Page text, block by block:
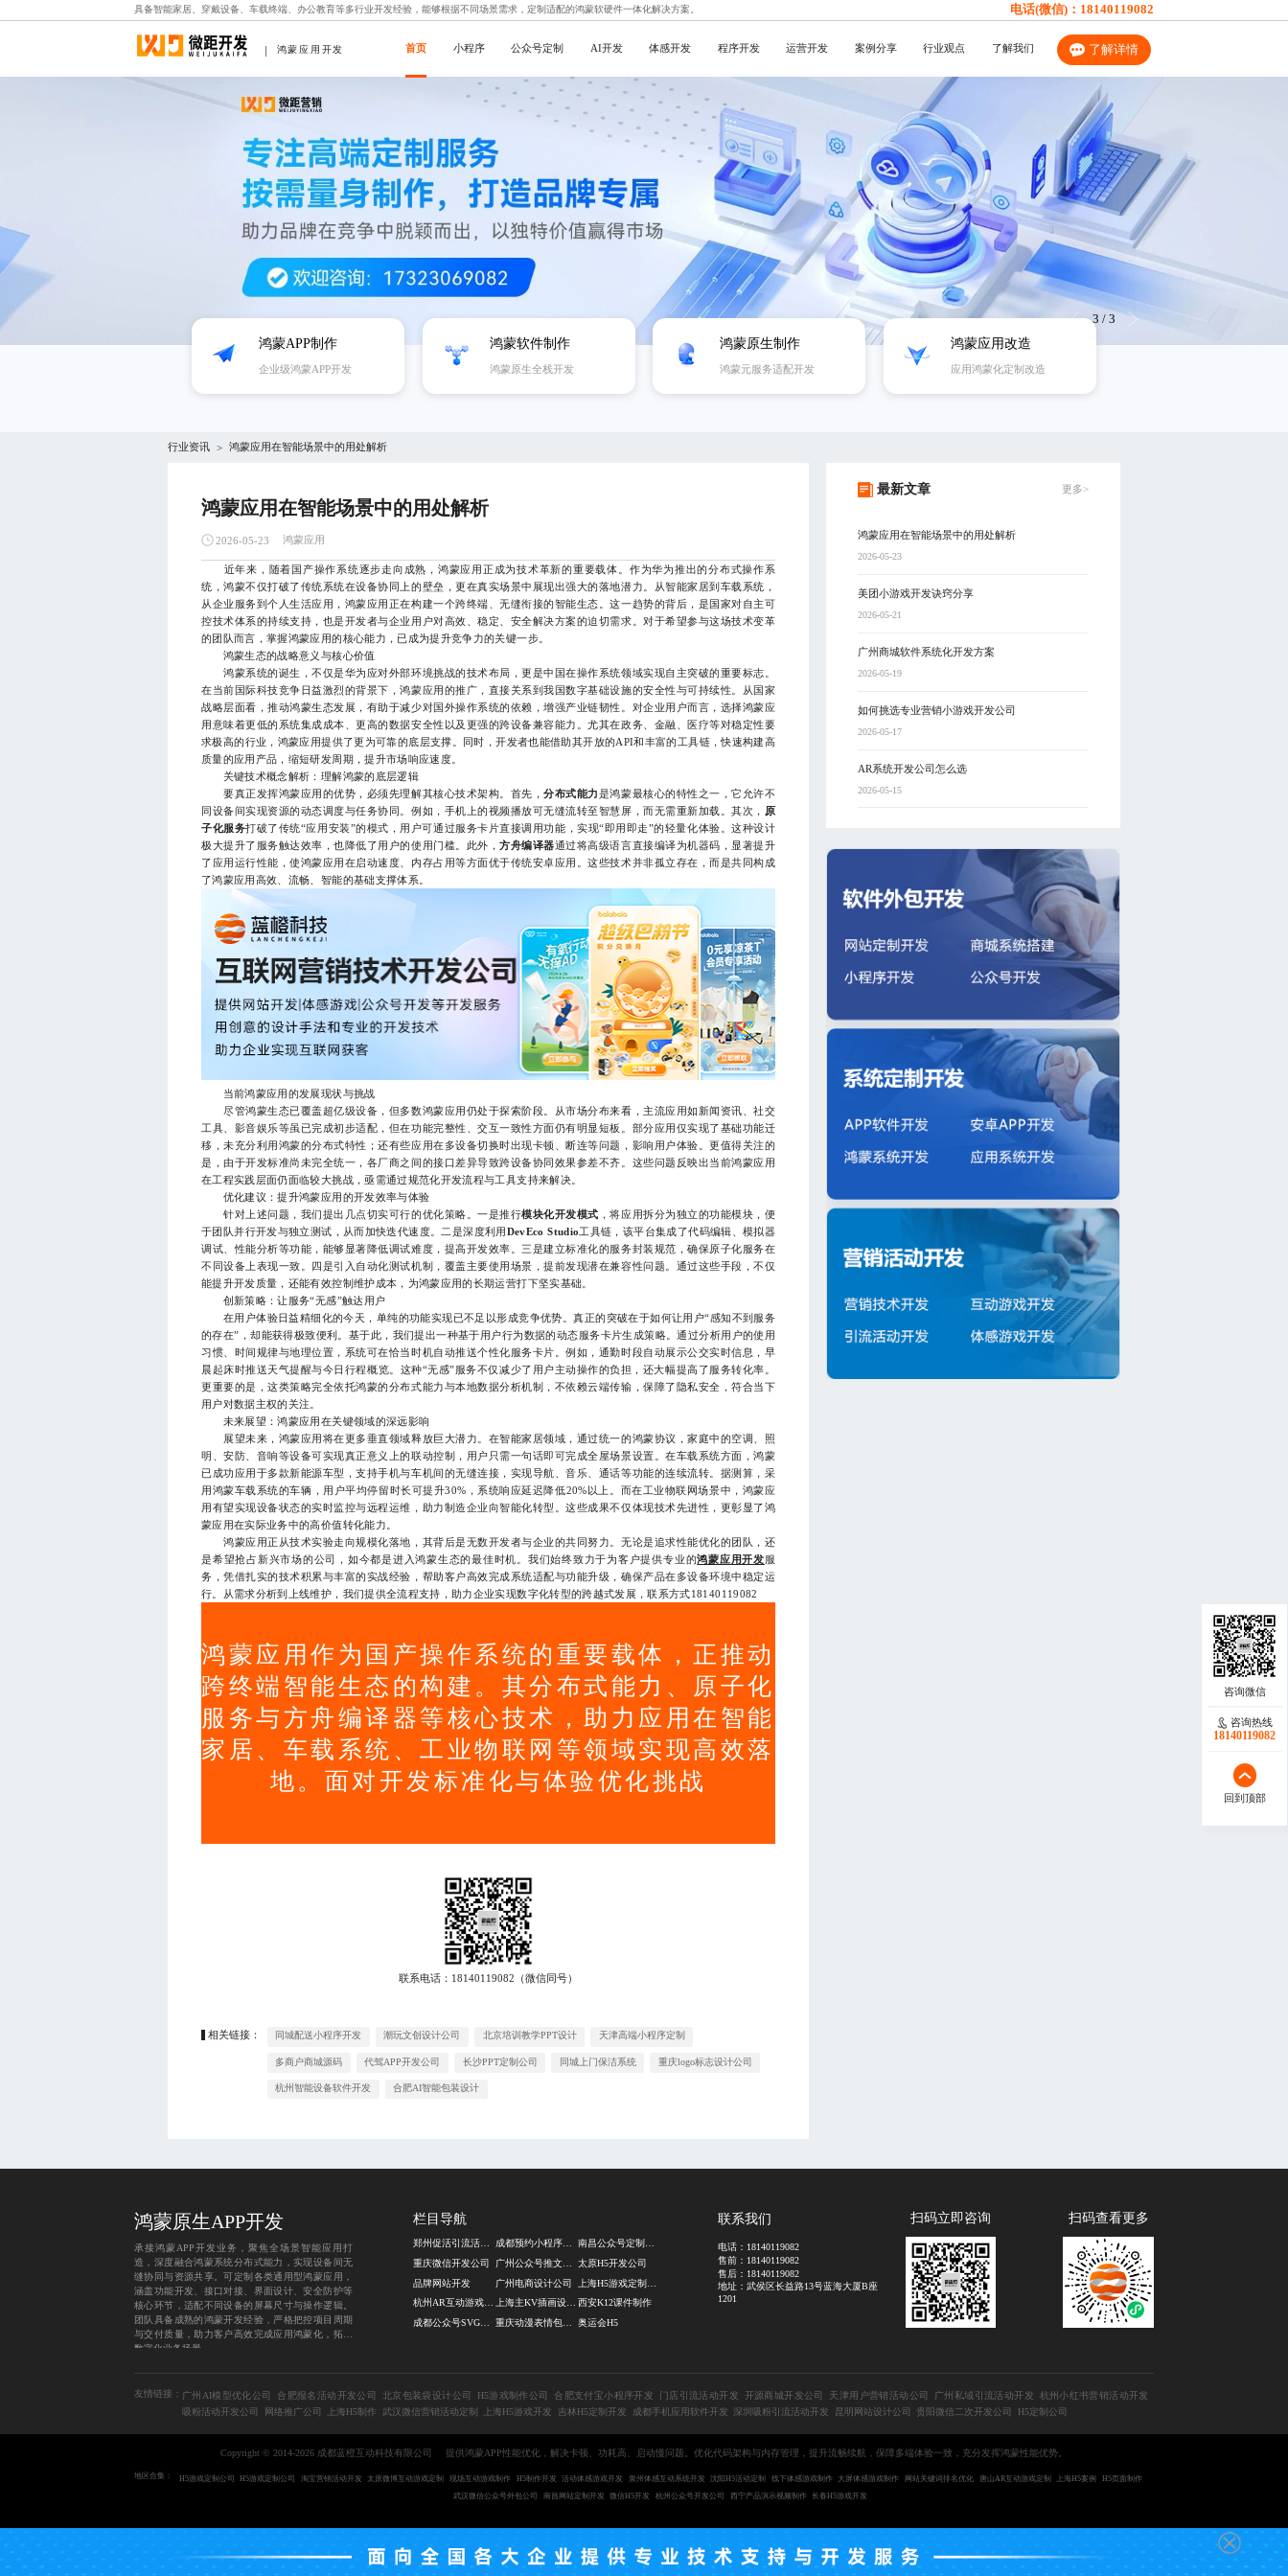
具备智能家居、穿戴设备、车载终端、办公教育等多行业开发经验，能够根据不同场景需求，定制适配的鸿蒙软硬件一体化解决方案。 电话(微信)： 18140119082
鸿蒙应用开发 首页 小程序 公众号定制 AI开发 体感开发 程序开发 运营开发 案例分享 行业观点 了解我们 了解详情
3 / 3
鸿蒙APP制作
企业级鸿蒙APP开发
鸿蒙软件制作
鸿蒙原生全栈开发
鸿蒙原生制作
鸿蒙元服务适配开发
鸿蒙应用改造
应用鸿蒙化定制改造
行业资讯 > 鸿蒙应用在智能场景中的用处解析
鸿蒙应用在智能场景中的用处解析
2026-05-23 鸿蒙应用
近年来，随着国产操作系统逐步走向成熟，鸿蒙应用正成为技术革新的重要载体。作为华为推出的分布式操作系
统，鸿蒙不仅打破了传统系统在设备协同上的壁垒，更在真实场景中展现出强大的落地潜力。从智能家居到车载系统，
从企业服务到个人生活应用，鸿蒙应用正在构建一个跨终端、无缝衔接的智能生态。这一趋势的背后，是国家对自主可
控技术体系的持续支持，也是开发者与企业用户对高效、稳定、安全解决方案的迫切需求。对于希望参与这场技术变革
的团队而言，掌握鸿蒙应用的核心能力，已成为提升竞争力的关键一步。
鸿蒙生态的战略意义与核心价值
鸿蒙系统的诞生，不仅是华为应对外部环境挑战的技术布局，更是中国在操作系统领域实现自主突破的重要标志。
在当前国际科技竞争日益激烈的背景下，鸿蒙应用的推广，直接关系到我国数字基础设施的安全性与可持续性。从国家
战略层面看，推动鸿蒙生态发展，有助于减少对国外操作系统的依赖，增强产业链韧性。对企业用户而言，选择鸿蒙应
用意味着更低的系统集成成本、更高的数据安全性以及更强的跨设备兼容能力。尤其在政务、金融、医疗等对稳定性要
求极高的行业，鸿蒙应用提供了更为可靠的底层支撑。同时，开发者也能借助其开放的API和丰富的工具链，快速构建高
质量的应用产品，缩短研发周期，提升市场响应速度。
关键技术概念解析：理解鸿蒙的底层逻辑
要真正发挥鸿蒙应用的优势，必须先理解其核心技术架构。首先，分布式能力是鸿蒙最核心的特性之一，它允许不
同设备间实现资源的动态调度与任务协同。例如，手机上的视频播放可无缝流转至智慧屏，而无需重新加载。其次， 原
子化服务打破了传统“应用安装”的模式，用户可通过服务卡片直接调用功能，实现“即用即走”的轻量化体验。这种设计
极大提升了服务触达效率，也降低了用户的使用门槛。此外，方舟编译器通过将高级语言直接编译为机器码，显著提升
了应用运行性能，使鸿蒙应用在启动速度、内存占用等方面优于传统安卓应用。这些技术并非孤立存在，而是共同构成
了鸿蒙应用高效、流畅、智能的基础支撑体系。
当前鸿蒙应用的发展现状与挑战
尽管鸿蒙生态已覆盖超亿级设备，但多数鸿蒙应用仍处于探索阶段。从市场分布来看，主流应用如新闻资讯、社交
工具、影音娱乐等虽已完成初步适配，但在功能完整性、交互一致性方面仍有明显短板。部分应用仅实现了基础功能迁
移，未充分利用鸿蒙的分布式特性；还有些应用在多设备切换时出现卡顿、断连等问题，影响用户体验。更值得关注的
是，由于开发标准尚未完全统一，各厂商之间的接口差异导致跨设备协同效果参差不齐。这些问题反映出当前鸿蒙应用
在工程实践层面仍面临较大挑战，亟需通过规范化开发流程与工具支持来解决。
优化建议：提升鸿蒙应用的开发效率与体验
针对上述问题，我们提出几点切实可行的优化策略。一是推行模块化开发模式 ，将应用拆分为独立的功能模块，便
于团队并行开发与独立测试，从而加快迭代速度。二是深度利用DevEco Studio工具链，该平台集成了代码编辑、模拟器
调试、性能分析等功能，能够显著降低调试难度，提高开发效率。三是建立标准化的服务封装规范，确保原子化服务在
不同设备上表现一致。四是引入自动化测试机制，覆盖主要使用场景，提前发现潜在兼容性问题。通过这些手段，不仅
能提升开发质量，还能有效控制维护成本，为鸿蒙应用的长期运营打下坚实基础。
创新策略：让服务“无感”触达用户
在用户体验日益精细化的今天，单纯的功能实现已不足以形成竞争优势。真正的突破在于如何让用户“感知不到服务
的存在”，却能获得极致便利。基于此，我们提出一种基于用户行为数据的动态服务卡片生成策略。通过分析用户的使用
习惯、时间规律与地理位置，系统可在恰当时机自动推送个性化服务卡片。例如，通勤时段自动展示公交实时信息，早
晨起床时推送天气提醒与今日行程概览。这种“无感”服务不仅减少了用户主动操作的负担，还大幅提高了服务转化率。
更重要的是，这类策略完全依托鸿蒙的分布式能力与本地数据分析机制，不依赖云端传输，保障了隐私安全，符合当下
用户对数据主权的关注。
未来展望：鸿蒙应用在关键领域的深远影响
展望未来，鸿蒙应用将在更多垂直领域释放巨大潜力。在智能家居领域，通过统一的鸿蒙协议，家庭中的空调、照
明、安防、音响等设备可实现真正意义上的联动控制，用户只需一句话即可完成全屋场景设置。在车载系统方面，鸿蒙
已成功应用于多款新能源车型，支持手机与车机间的无缝连接，实现导航、音乐、通话等功能的连续流转。据测算，采
用鸿蒙车载系统的车辆，用户平均停留时长可提升30%，系统响应延迟降低20%以上。而在工业物联网场景中，鸿蒙应
用有望实现设备状态的实时监控与远程运维，助力制造企业向智能化转型。这些成果不仅体现技术先进性，更彰显了鸿
蒙应用在实际业务中的高价值转化能力。
鸿蒙应用正从技术实验走向规模化落地，其背后是无数开发者与企业的共同努力。无论是追求性能优化的团队，还
是希望抢占新兴市场的公司，如今都是进入鸿蒙生态的最佳时机。我们始终致力于为客户提供专业的鸿蒙应用开发服
务，凭借扎实的技术积累与丰富的实战经验，帮助客户高效完成系统适配与功能升级，确保产品在多设备环境中稳定运
行。从需求分析到上线维护，我们提供全流程支持，助力企业实现数字化转型的跨越式发展，联系方式18140119082
鸿蒙应用作为国产操作系统的重要载体，正推动
跨终端智能生态的构建。其分布式能力、原子化
服务与方舟编译器等核心技术，助力应用在智能
家居、车载系统、工业物联网等领域实现高效落
地。面对开发标准化与体验优化挑战
联系电话： 18140119082 （微信同号）
相关链接： 同城配送小程序开发 潮玩文创设计公司 北京培训教学PPT设计 天津高端小程序定制
多商户商城源码 代驾APP开发公司 长沙PPT定制公司 同城上门保洁系统 重庆logo标志设计公司
杭州智能设备软件开发 合肥AI智能包装设计
最新文章 更多>
鸿蒙应用在智能场景中的用处解析
2026-05-23
美团小游戏开发诀窍分享
2026-05-21
广州商城软件系统化开发方案
2026-05-19
如何挑选专业营销小游戏开发公司
2026-05-17
AR系统开发公司怎么选
2026-05-15
咨询热线
18140119082
回到顶部
鸿蒙原生APP开发
承接鸿蒙APP开发业务，聚焦全场景智能应用打
造，深度融合鸿蒙系统分布式能力，实现设备间无
缝协同与资源共享。可定制各类通用型鸿蒙应用，
涵盖功能开发、接口对接、界面设计、安全防护等
核心环节，适配不同设备的屏幕尺寸与操作逻辑。
团队具备成熟的鸿蒙开发经验，严格把控项目周期
与交付质量，助力客户高效完成应用鸿蒙化，拓展
数字化业务场景。
栏目导航
郑州促活引流活动开发
重庆微信开发公司
品牌网站开发
杭州AR互动游戏制作
成都预约小程序定制公司
广州公众号推文设计
广州电商设计公司
上海主KV插画设计公司
南昌公众号定制公司
太原H5开发公司
西安K12课件制作
奥运会H5
联系我们
电话： 18140119082
售前： 18140119082
售后： 18140119082
地址：武侯区长益路13号蓝海大厦B座
1201
扫码立即咨询 扫码查看更多
友情链接： 广州AI模型优化公司 合肥报名活动开发公司 北京包装袋设计公司 H5游戏制作公司 合肥支付宝小程序开发 门店引流活动开发 开源商城开发公司 天津用户营销活动公司 广州私域引流活动开发
杭州小红书营销活动开发
吸粉活动开发公司
网络推广公司 上海H5制作 武汉微信营销活动定制 上海H5游戏开发 吉林H5定制开发 成都手机应用软件开发 深圳吸粉引流活动开发 昆明网站设计公司 贵阳微信二次开发公司 H5定制公司
Copyright © 2014-2026 成都蓝橙互动科技有限公司 提供鸿蒙APP性能优化，解决卡顿、功耗高、启动慢问题。优化代码架构与内存管理，提升流畅续航，保障多端体验一致，充分发挥鸿蒙性能优势。
地区合集： H5游戏定制公司 H5游戏定制公司 淘宝营销活动开发 太原微博互动游戏定制 现场互动游戏制作 H5制作开发 活动体感游戏开发 泉州体感互动系统开发 沈阳H5活动定制 线下体感游戏制作 大屏体感游戏制作 网站关键词排名优化 唐山AR互动游戏定制 上海H5案例
H5页面制作
武汉微信公众号外包公司
南昌网站定制开发 微信H5开发 杭州公众号开发公司 西宁产品演示视频制作 长春H5游戏开发